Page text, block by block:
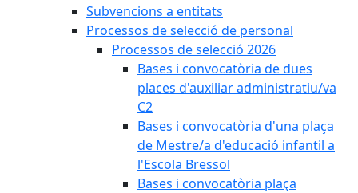
Subvencions a entitats
Processos de selecció de personal
Processos de selecció 2026
Bases i convocatòria de dues
places d'auxiliar administratiu/va
C2
Bases i convocatòria d'una plaça
de Mestre/a d'educació infantil a
l'Escola Bressol
Bases i convocatòria plaça